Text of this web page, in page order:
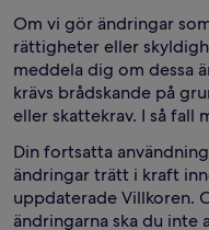
Om vi gör ändringar
rättigheter eller
meddela dig om dessa
krävs brådskande på
eller skattekrav. I så fall
Din fortsatta
ändringar trätt i kraft
uppdaterade Villkoren.
ändringarna ska du inte